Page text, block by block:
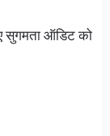
सुगमता ऑडिट को